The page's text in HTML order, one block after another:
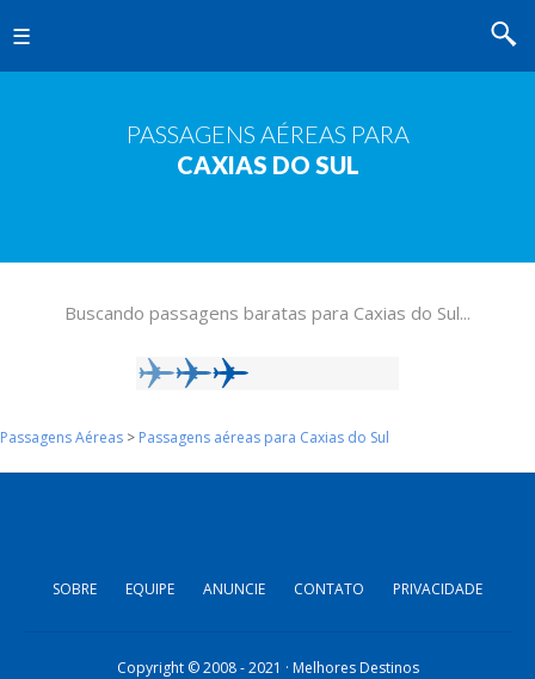
PASSAGENS AÉREAS PARA
CAXIAS DO SUL
Buscando passagens baratas para Caxias do Sul...
Passagens Aéreas > Passagens aéreas para Caxias do Sul
SOBRE EQUIPE ANUNCIE CONTATO PRIVACIDADE
Copyright © 2008 - 2021 · Melhores Destinos